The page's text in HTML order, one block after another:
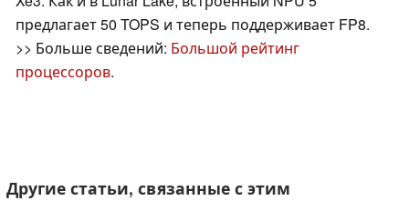
предлагает 50 TOPS и теперь поддерживает FP8.
>> Больше сведений: Большой рейтинг
процессоров.
Другие статьи, связанные с этим